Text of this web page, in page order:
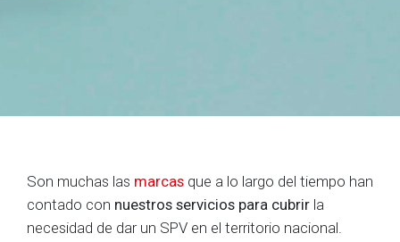
Son muchas las marcas que a lo largo del tiempo han
contado con nuestros servicios para cubrir la
necesidad de dar un SPV en el territorio nacional.